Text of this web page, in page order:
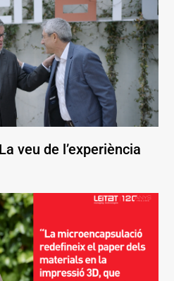
veu de l’experiència